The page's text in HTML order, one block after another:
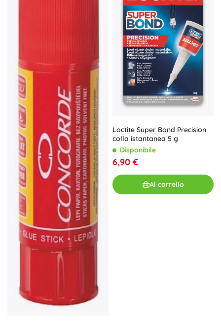
Loctite Super Bond Precision
colla istantanea 5 g
Disponibile
6,90 €
Al carrello